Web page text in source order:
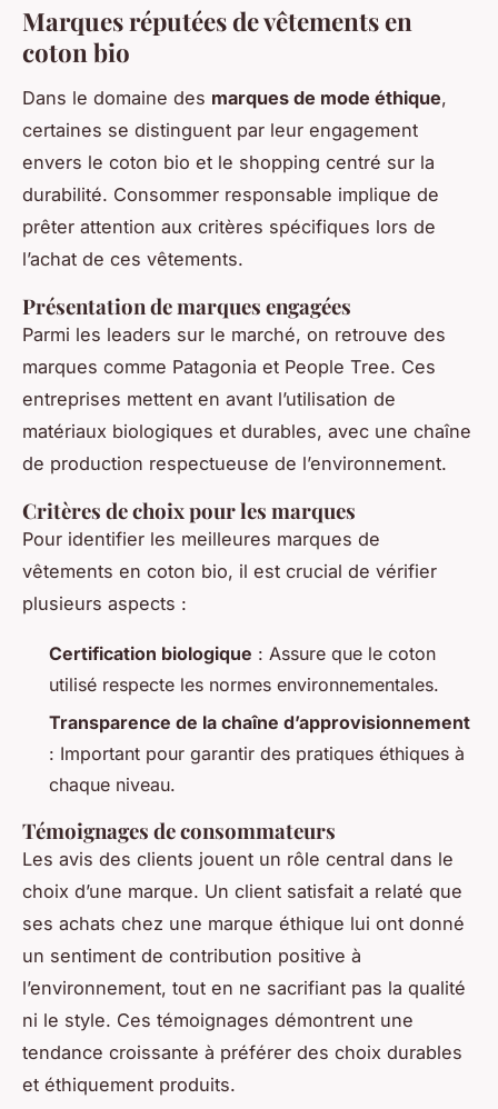
Marques réputées de vêtements en
coton bio
Dans le domaine des marques de mode éthique,
certaines se distinguent par leur engagement
envers le coton bio et le shopping centré sur la
durabilité. Consommer responsable implique de
prêter attention aux critères spécifiques lors de
l’achat de ces vêtements.
Présentation de marques engagées
Parmi les leaders sur le marché, on retrouve des
marques comme Patagonia et People Tree. Ces
entreprises mettent en avant l’utilisation de
matériaux biologiques et durables, avec une chaîne
de production respectueuse de l’environnement.
Critères de choix pour les marques
Pour identifier les meilleures marques de
vêtements en coton bio, il est crucial de vérifier
plusieurs aspects :
Certification biologique : Assure que le coton
utilisé respecte les normes environnementales.
Transparence de la chaîne d’approvisionnement
: Important pour garantir des pratiques éthiques à
chaque niveau.
Témoignages de consommateurs
Les avis des clients jouent un rôle central dans le
choix d’une marque. Un client satisfait a relaté que
ses achats chez une marque éthique lui ont donné
un sentiment de contribution positive à
l’environnement, tout en ne sacrifiant pas la qualité
ni le style. Ces témoignages démontrent une
tendance croissante à préférer des choix durables
et éthiquement produits.